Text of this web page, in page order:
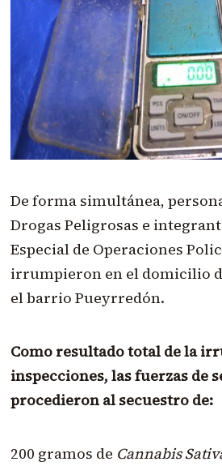
De forma simultánea,
Drogas Peligrosas e
Especial de Operaciones
irrumpieron en el domicilio
el barrio Pueyrredón.
Como resultado total de la
inspecciones, las fuerzas de
procedieron al secuestro de:
200 gramos de Cannabis